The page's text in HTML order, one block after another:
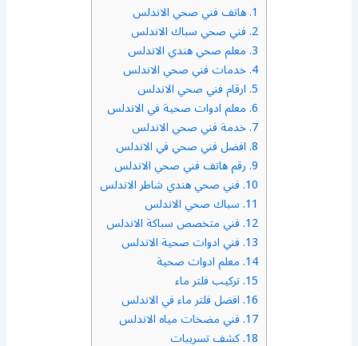
1. هاتف فني صحي الاندلس
2. فني صحي سباك الاندلس
3. معلم صحي هندي الاندلس
4. خدمات فني صحي الاندلس
5. ارقام فني صحي الاندلس
6. معلم ادوات صحية في الاندلس
7. خدمة فني صحي الاندلس
8. افضل فني صحي في الاندلس
9. رقم هاتف فني صحي الاندلس
10. فني صحي هندي شاطر الاندلس
11. سباك صحي الاندلس
12. فني متخصص سباكة الاندلس
13. فني ادوات صحية الاندلس
14. معلم ادوات صحية
15. تركيب فلتر ماء
16. افضل فلتر ماء في الاندلس
17. فني مضخات مياه الاندلس
18. كشف تسريبات